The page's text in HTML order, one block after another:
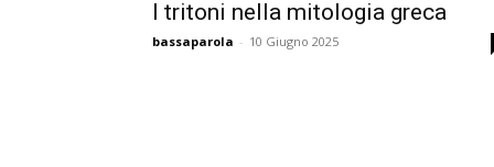
I tritoni nella mitologia greca
bassaparola - 10 Giugno 2025